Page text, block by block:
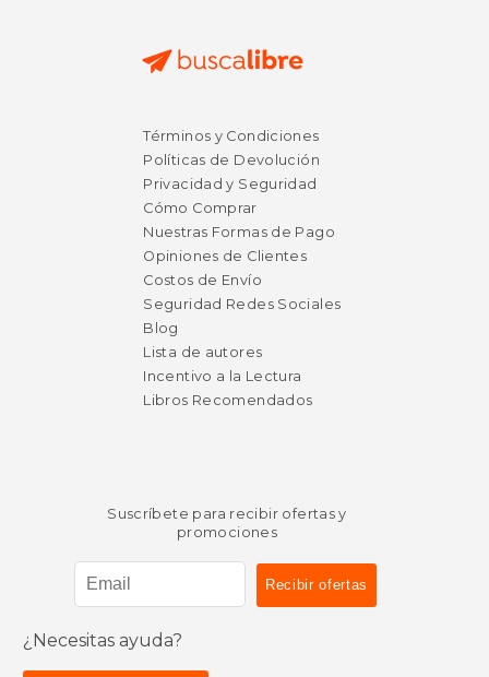
Términos y Condiciones
Políticas de Devolución
Privacidad y Seguridad
Cómo Comprar
Nuestras Formas de Pago
Opiniones de Clientes
Costos de Envío
Seguridad Redes Sociales
Blog
Lista de autores
Incentivo a la Lectura
Libros Recomendados
Suscríbete para recibir ofertas y
promociones
¿Necesitas ayuda?